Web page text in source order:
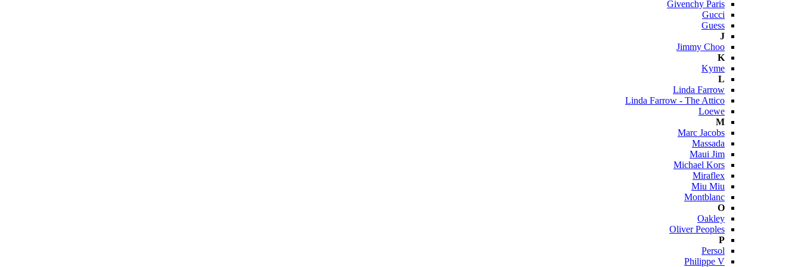
Givenchy Paris
Gucci
Guess
J
Jimmy Choo
K
Kyme
L
Linda Farrow
Linda Farrow - The Attico
Loewe
M
Marc Jacobs
Massada
Maui Jim
Michael Kors
Miraflex
Miu Miu
Montblanc
O
Oakley
Oliver Peoples
P
Persol
Philippe V